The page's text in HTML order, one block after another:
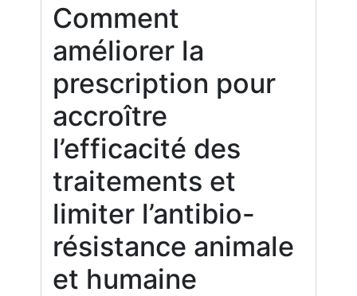
Comment
améliorer la
prescription pour
accroître
l’efficacité des
traitements et
limiter l’antibio-
résistance animale
et humaine